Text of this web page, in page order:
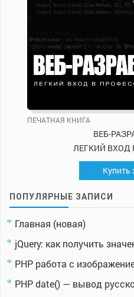
ПЕЧАТНАЯ КНИГА
ВЕБ-
ЛЕГКИЙ ВХОД
Купить
ПОПУЛЯРНЫЕ ЗАПИСИ
Главная (новая)
jQuery: как получить
PHP работа с
PHP date() — вывод